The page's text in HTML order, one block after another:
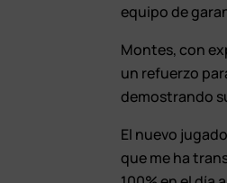
equipo de
Montes, con
un refuerzo
demostrando
El nuevo
que me ha